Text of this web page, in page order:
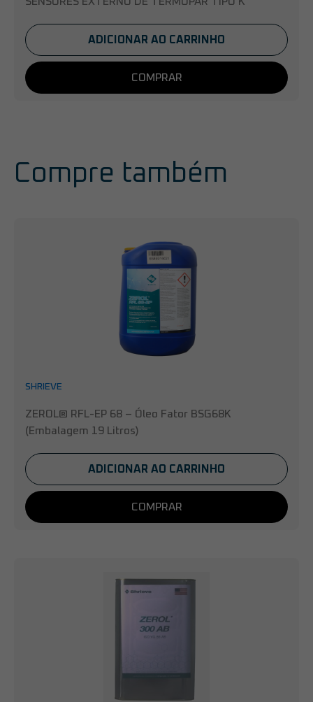
ADICIONAR AO CARRINHO
COMPRAR
Compre também
SHRIEVE
ZEROL® RFL-EP 68 – Óleo Fator BSG68K
(Embalagem 19 Litros)
ADICIONAR AO CARRINHO
COMPRAR